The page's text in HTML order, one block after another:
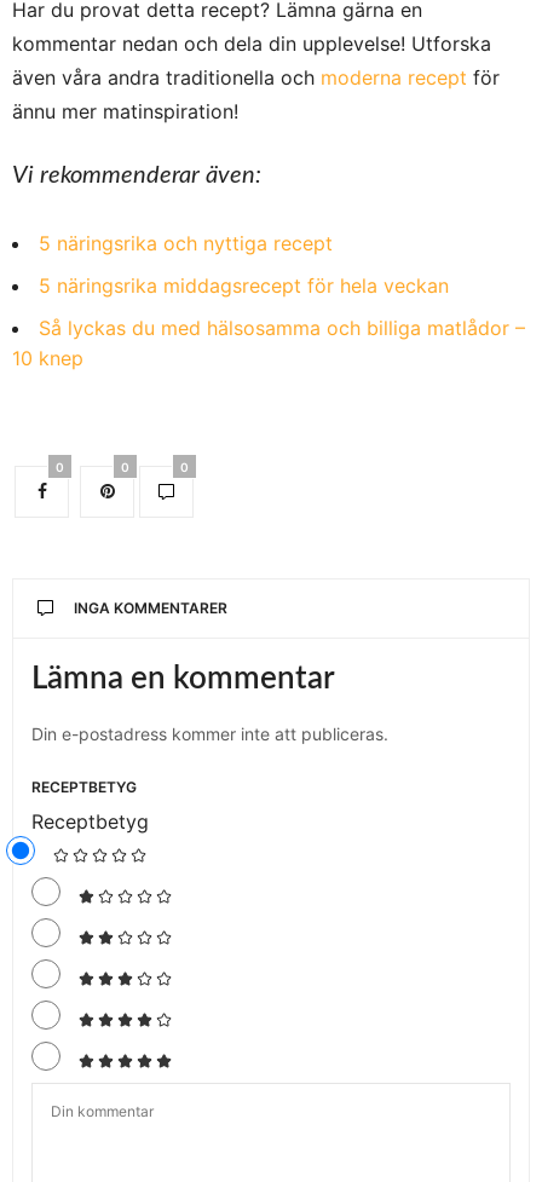
Har du provat detta recept? Lämna gärna en
kommentar nedan och dela din upplevelse! Utforska
även våra andra traditionella och moderna recept för
ännu mer matinspiration!
Vi rekommenderar även:
5 näringsrika och nyttiga recept
5 näringsrika middagsrecept för hela veckan
Så lyckas du med hälsosamma och billiga matlådor –
10 knep
0 0 0
INGA KOMMENTARER
Lämna en kommentar
Din e-postadress kommer inte att publiceras.
RECEPTBETYG
Receptbetyg